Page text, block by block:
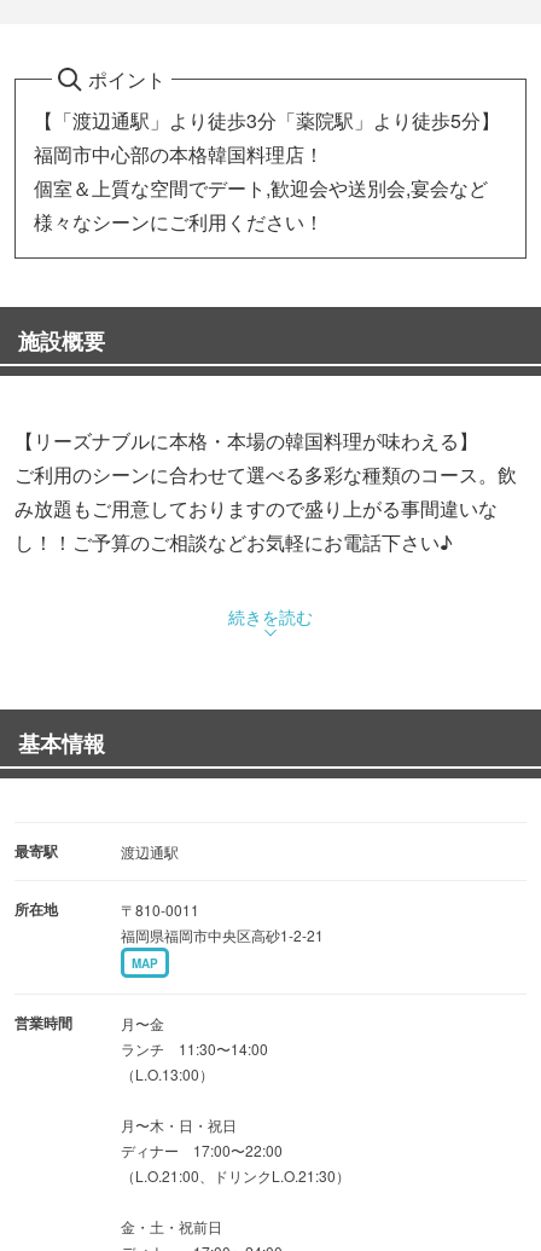
ポイント
【「渡辺通駅」より徒歩3分「薬院駅」より徒歩5分】
福岡市中心部の本格韓国料理店！
個室＆上質な空間でデート,歓迎会や送別会,宴会など
様々なシーンにご利用ください！
施設概要
【リーズナブルに本格・本場の韓国料理が味わえる】
ご利用のシーンに合わせて選べる多彩な種類のコース。飲
み放題もご用意しておりますので盛り上がる事間違いな
し！！ご予算のご相談などお気軽にお電話下さい♪
【個室空間・フロア貸切可◎】
2名〜35名様まで団体様のシチュエーションに合わせて最
別なお食事をご提案◎貸切のご予約も可能です！まずはお
気軽にご相談ください♪誕生日・記念日、同窓会、女子会
などに最適！
【駅近で好アクセス！】
抜群の渡辺通り沿い。
渡辺通1丁目交差点が目の前の便利な場所で待ち合わせに
も最適です。
続きを読む
基本情報
最寄駅 渡辺通駅
所在地
〒810-0011
福岡県福岡市中央区高砂1-2-21
MAP
営業時間
月〜金
ランチ 11:30〜14:00
（L.O.13:00）
月〜木・日・祝日
ディナー 17:00〜22:00
（L.O.21:00、ドリンクL.O.21:30）
金・土・祝前日